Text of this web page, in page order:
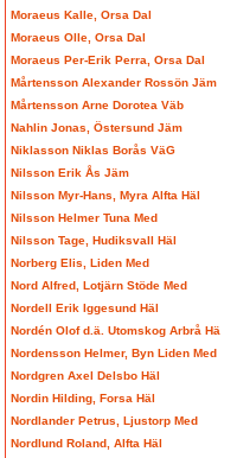
Moraeus Kalle, Orsa Dal
Moraeus Olle, Orsa Dal
Moraeus Per-Erik Perra, Orsa Dal
Mårtensson Alexander Rossön Jäm
Mårtensson Arne Dorotea Väb
Nahlin Jonas, Östersund Jäm
Niklasson Niklas Borås VäG
Nilsson Erik Ås Jäm
Nilsson Myr-Hans, Myra Alfta Häl
Nilsson Helmer Tuna Med
Nilsson Tage, Hudiksvall Häl
Norberg Elis, Liden Med
Nord Alfred, Lotjärn Stöde Med
Nordell Erik Iggesund Häl
Nordén Olof d.ä. Utomskog Arbrå Hä
Nordensson Helmer, Byn Liden Med
Nordgren Axel Delsbo Häl
Nordin Hilding, Forsa Häl
Nordlander Petrus, Ljustorp Med
Nordlund Roland, Alfta Häl